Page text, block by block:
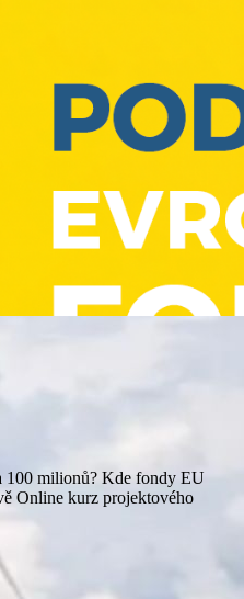
100 milionů? Kde fondy EU
Online kurz projektového